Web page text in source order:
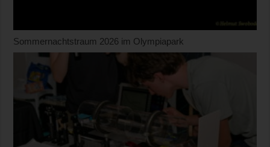
Sommernachtstraum 2026 im Olympiapark